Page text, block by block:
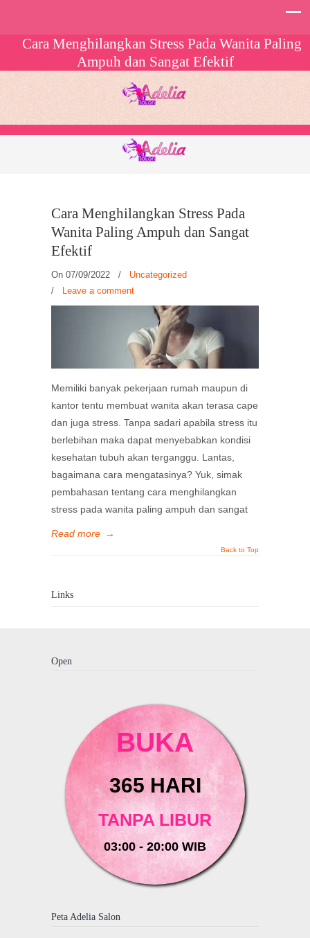
Cara Menghilangkan Stress Pada Wanita Paling
Ampuh dan Sangat Efektif
Cara Menghilangkan Stress Pada
Wanita Paling Ampuh dan Sangat
Efektif
On 07/09/2022 /
Uncategorized
/
Leave a comment
Memiliki banyak pekerjaan rumah maupun di
kantor tentu membuat wanita akan terasa cape
dan juga stress. Tanpa sadari apabila stress itu
berlebihan maka dapat menyebabkan kondisi
kesehatan tubuh akan terganggu. Lantas,
bagaimana cara mengatasinya? Yuk, simak
pembahasan tentang cara menghilangkan
stress pada wanita paling ampuh dan sangat
Read more →
Back to Top
Links
Open
BUKA
365 HARI
TANPA LIBUR
03:00 - 20:00 WIB
Peta Adelia Salon